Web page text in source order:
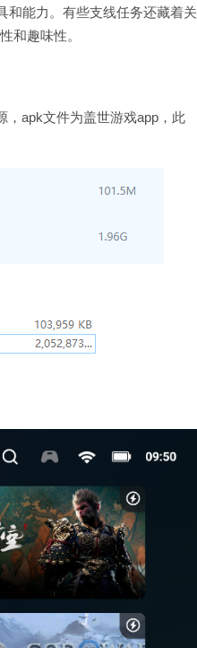
和能力。有些支线任务还藏着关
和趣味性。
，apk文件为盖世游戏app，此